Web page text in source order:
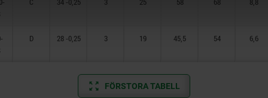
D 28 -0,25 3 19 45,5 54 6,6
FÖRSTORA TABELL